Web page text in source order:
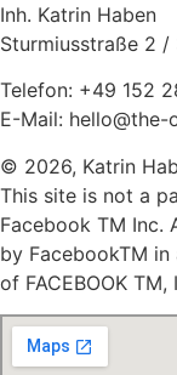
Inh. Katrin Haben
Sturmiusstraße 2 /
Telefon: +49 152
E-Mail:
© 2026, Katrin
This site is not a
Facebook TM Inc.
by FacebookTM in
of FACEBOOK TM,